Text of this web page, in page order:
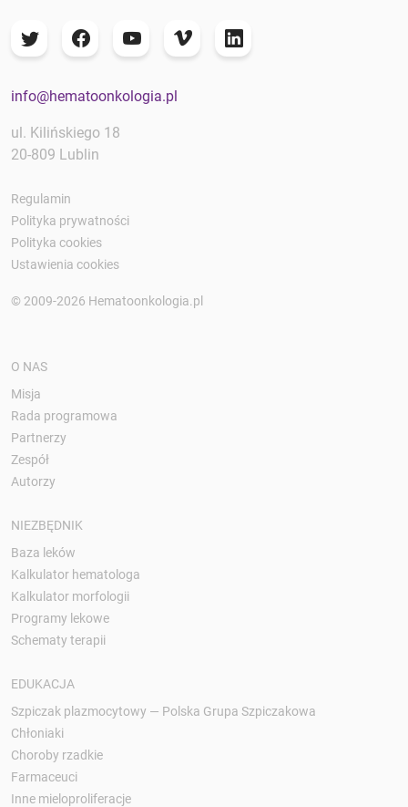
info@hematoonkologia.pl
ul. Kilińskiego 18
20-809 Lublin
Regulamin
Polityka prywatności
Polityka cookies
Ustawienia cookies
© 2009-2026 Hematoonkologia.pl
O NAS
Misja
Rada programowa
Partnerzy
Zespół
Autorzy
NIEZBĘDNIK
Baza leków
Kalkulator hematologa
Kalkulator morfologii
Programy lekowe
Schematy terapii
EDUKACJA
Szpiczak plazmocytowy — Polska Grupa Szpiczakowa
Chłoniaki
Choroby rzadkie
Farmaceuci
Inne mieloproliferacje